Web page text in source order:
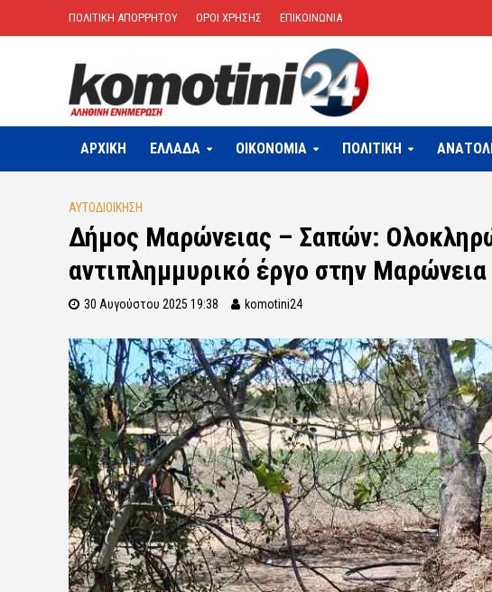
ΠΟΛΙΤΙΚΗ ΑΠΟΡΡΗΤΟΥ ΟΡΟΙ ΧΡΗΣΗΣ ΕΠΙΚΟΙΝΩΝΙΑ
ΑΡΧΙΚΗ ΕΛΛΑΔΑ OIKONOMIA ΠΟΛΙΤΙΚΗ
ΑΥΤΟΔΙΟΙΚΗΣΗ
Δήμος Μαρώνειας – Σαπών:
αντιπλημμυρικό έργο στην Μαρώνεια
30 Αυγούστου 2025 19:38 komotini24